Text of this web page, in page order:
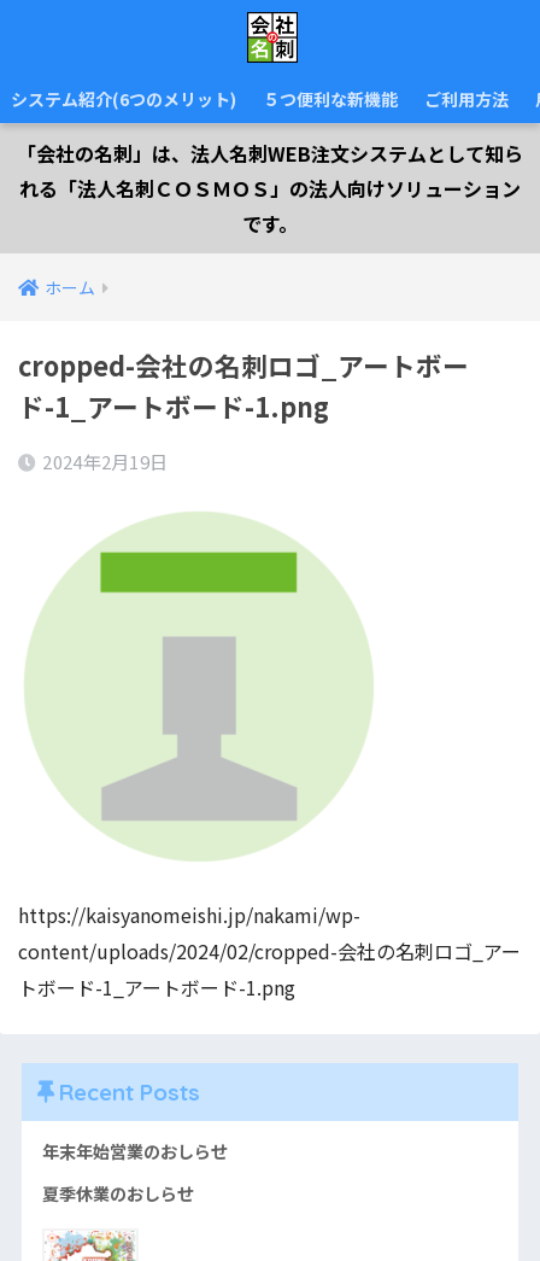
システム紹介(6つのメリット) ５つ便利な新機能 ご利用方法
「会社の名刺」は、法人名刺WEB注文システムとして知ら
れる「法人名刺ＣＯＳＭＯＳ」の法人向けソリューション
です。
ホーム
cropped-会社の名刺ロゴ_アートボー
ド-1_アートボード-1.png
2024年2月19日
https://kaisyanomeishi.jp/nakami/wp-
content/uploads/2024/02/cropped-会社の名刺ロゴ_アー
トボード-1_アートボード-1.png
Recent Posts
年末年始営業のおしらせ
夏季休業のおしらせ